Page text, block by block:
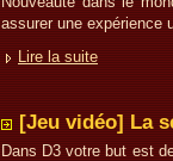
assurer une expérience
Lire la suite
[Jeu vidéo] La
Dans D3 votre but est